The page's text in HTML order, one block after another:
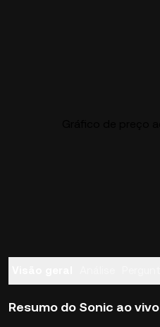
Resumo do Sonic ao vivo